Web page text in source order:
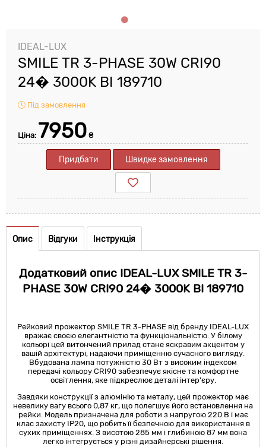
IDEAL-LUX
SMILE TR 3-PHASE 30W CRI90
24� 3000K BI 189710
Під замовлення
Ціна: 7950 ₴
Придбати Швидке замовлення
Опис Відгуки Інструкція
Додатковий опис IDEAL-LUX SMILE TR 3-
PHASE 30W CRI90 24� 3000K BI 189710
Рейковий прожектор SMILE TR 3-PHASE від бренду IDEAL-LUX
вражає своєю елегантністю та функціональністю. У білому
кольорі цей витончений прилад стане яскравим акцентом у
вашій архітектурі, надаючи приміщенню сучасного вигляду.
Вбудована лампа потужністю 30 Вт з високим індексом
передачі кольору CRI90 забезпечує якісне та комфортне
освітлення, яке підкреслює деталі інтер'єру.
Завдяки конструкції з алюмінію та металу, цей прожектор має
невелику вагу всього 0,87 кг, що полегшує його встановлення на
рейки. Модель призначена для роботи з напругою 220 В і має
клас захисту IP20, що робить її безпечною для використання в
сухих приміщеннях. З висотою 285 мм і глибиною 87 мм вона
легко інтегрується у різні дизайнерські рішення.